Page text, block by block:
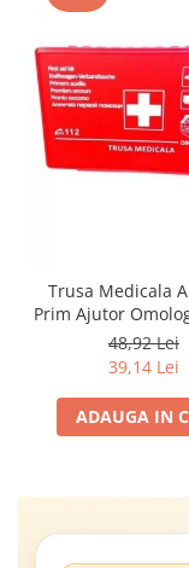
Trusa Medicala
Prim Ajutor
si DIN,
(Productie
2026), Kit
Control
48,92 Lei
39,14 Lei
ADAUGA IN